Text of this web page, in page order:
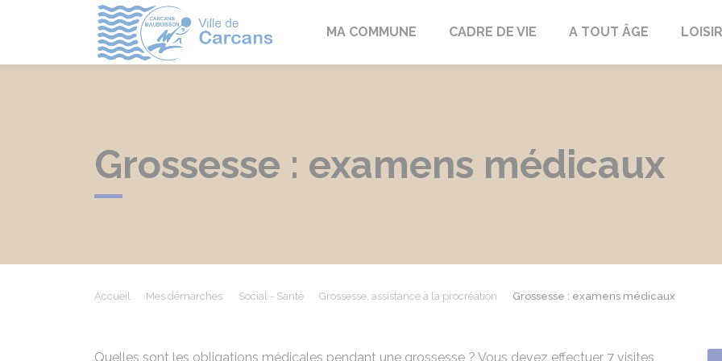
CarcansMA COMMUNE CADRE DE VIE A TOUT ÂGE
Grossesse : examens médicaux
Accueil Mes démarches Social - Santé Grossesse, assistance à la procréation Grossesse : examens médicaux
Quelles sont les obligations médicales pendant une grossesse ? Vous devez effectuer 7 visites